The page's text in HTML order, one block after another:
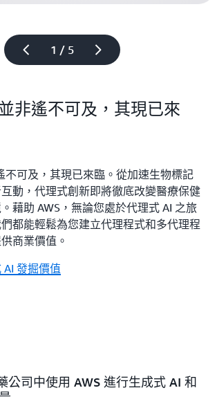
1 / 5
非遙不可及，其現已來
不可及，其現已來臨。從加速生物標記
動，代理式創新即將徹底改變醫療保健
藉助 AWS，無論您處於代理式 AI 之旅
都能輕鬆為您建立代理程式和多代理程
商業價值。
AI 發掘價值
公司中使用 AWS 進行生成式 AI 和